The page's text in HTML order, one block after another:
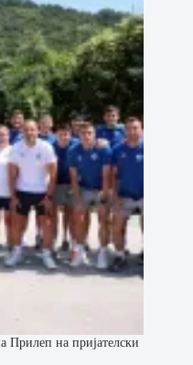
Прилеп на пријателски